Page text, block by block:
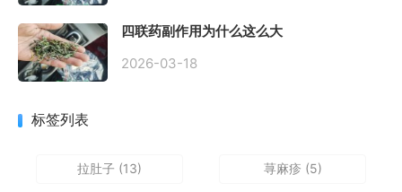
四联药副作用为什么这么大
2026-03-18
标签列表
拉肚子 (13) 荨麻疹 (5)